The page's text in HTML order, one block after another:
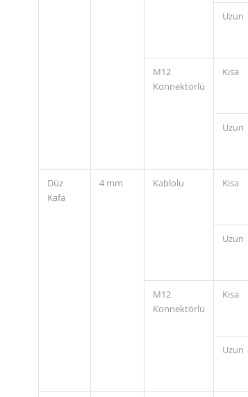
Uzun
M12
Konnektörlü
Kısa
Uzun
Düz
Kafa
4 mm Kablolu Kısa
Uzun
M12
Konnektörlü
Kısa
Uzun